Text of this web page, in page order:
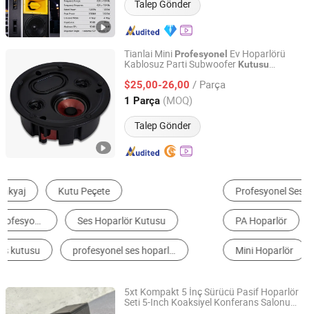
Talep Gönder
Tianlai Mini Profesyonel Ev Hoparlörü
Kablosuz Parti Subwoofer Kutusu
$25,00-26,00 / Parça
1 Parça (MOQ)
Talep Gönder
Taizhou Tianlai Youyang Electronic Technology Co., Ltd.
Zhejiang, China Fiyat 2024
Profesyonel Ses
PA Hoparlör Kablosuz Hoparlör
Mini Hoparlör Ses Yükseltici
5xt Kompakt 5 İnç Sürücü Pasif Hoparlör
Seti 5-Inch Koaksiyel Konferans Salonu
Weifang Domc Audio Co., Ltd